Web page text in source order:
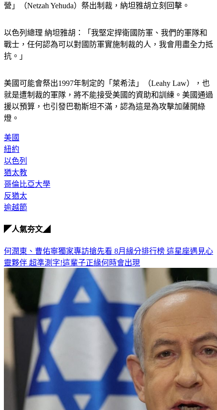
營」（Netzah Yehuda）祭出制裁，納坦雅胡立刻回擊。
以色列總理 納坦雅胡：「我堅定捍衛國防軍、我們的軍隊和
戰士，任何認為可以對國防軍實施制裁的人，我會用盡全力抵
抗。」
美國可能會祭出1997年制定的「萊希法」（Leahy Law），也
就是遭制裁的軍隊，將不能接受美國的資助和訓練。美國通過
援以預算，也引發巴勒斯坦不滿，認為這是為攻擊加薩開綠
燈。
美國
紐約
以色列
猶太教
哥倫比亞大學
反猶太
逾越節
◤人氣夯文◢
何潤東、曹佑寧獨家專訪搶先看 8月緣分排行榜 這星座遇見心
靈夥伴 超準測字!這輩子正緣何時會出現